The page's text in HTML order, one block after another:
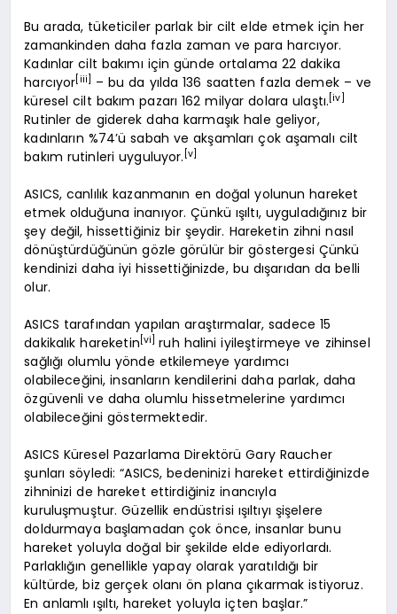
Bu arada, tüketiciler parlak bir cilt elde etmek için her
zamankinden daha fazla zaman ve para harcıyor.
Kadınlar cilt bakımı için günde ortalama 22 dakika
harcıyor [iii]
– bu da yılda 136 saatten fazla demek – ve
küresel cilt bakım pazarı 162 milyar dolara ulaştı. [iv]
Rutinler de giderek daha karmaşık hale geliyor,
kadınların %74’ü sabah ve akşamları çok aşamalı cilt
bakım rutinleri uyguluyor. [v]
ASICS, canlılık kazanmanın en doğal yolunun hareket
etmek olduğuna inanıyor. Çünkü ışıltı, uyguladığınız bir
şey değil, hissettiğiniz bir şeydir. Hareketin zihni nasıl
dönüştürdüğünün gözle görülür bir göstergesi Çünkü
kendinizi daha iyi hissettiğinizde, bu dışarıdan da belli
olur.
ASICS tarafından yapılan araştırmalar, sadece 15
dakikalık hareketin [vi]ruh halini iyileştirmeye ve zihinsel
sağlığı olumlu yönde etkilemeye yardımcı
olabileceğini, insanların kendilerini daha parlak, daha
özgüvenli ve daha olumlu hissetmelerine yardımcı
olabileceğini göstermektedir.
ASICS Küresel Pazarlama Direktörü Gary Raucher
şunları söyledi: “ASICS, bedeninizi hareket ettirdiğinizde
zihninizi de hareket ettirdiğiniz inancıyla
kuruluşmuştur. Güzellik endüstrisi ışıltıyı şişelere
doldurmaya başlamadan çok önce, insanlar bunu
hareket yoluyla doğal bir şekilde elde ediyorlardı.
Parlaklığın genellikle yapay olarak yaratıldığı bir
kültürde, biz gerçek olanı ön plana çıkarmak istiyoruz.
En anlamlı ışıltı, hareket yoluyla içten başlar.”